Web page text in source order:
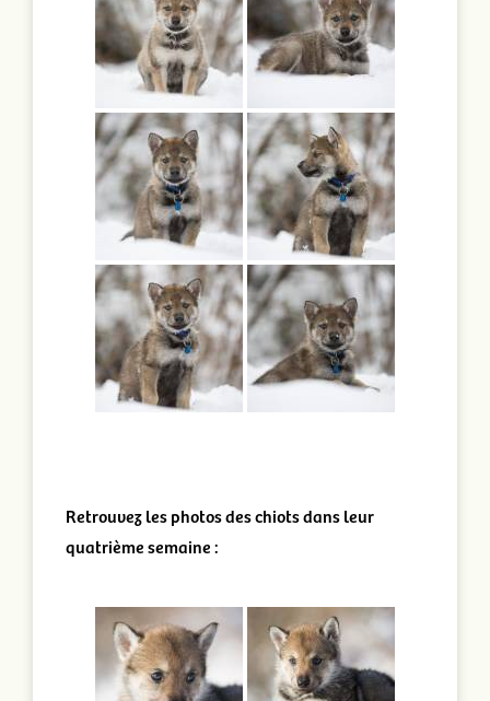
Retrouvez les photos des chiots dans leur
quatrième semaine :